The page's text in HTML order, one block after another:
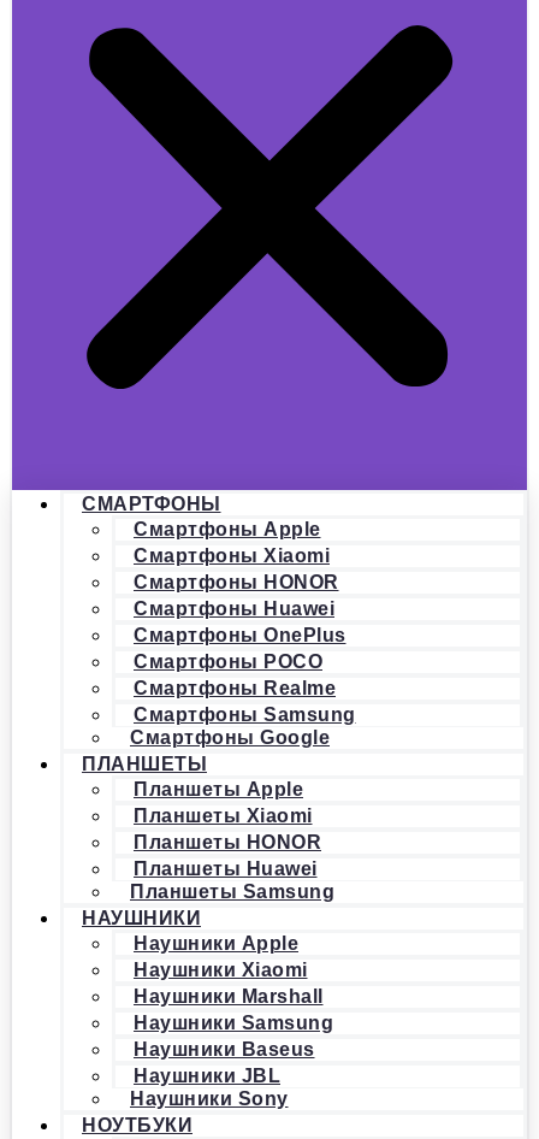
СМАРТФОНЫ
Смартфоны Apple
Смартфоны Xiaomi
Смартфоны HONOR
Смартфоны Huawei
Смартфоны OnePlus
Смартфоны POCO
Смартфоны Realme
Смартфоны Samsung
Смартфоны Google
ПЛАНШЕТЫ
Планшеты Apple
Планшеты Xiaomi
Планшеты HONOR
Планшеты Huawei
Планшеты Samsung
НАУШНИКИ
Наушники Apple
Наушники Xiaomi
Наушники Marshall
Наушники Samsung
Наушники Baseus
Наушники JBL
Наушники Sony
НОУТБУКИ